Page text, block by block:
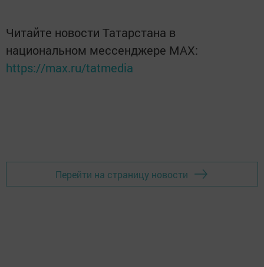
Читайте новости Татарстана в
национальном мессенджере MАХ:
https://max.ru/tatmedia
Перейти на страницу новости